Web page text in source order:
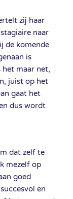
zij haar
naar
de komende
is
het maar net,
juist op het
gaat het
dus wordt
dat zelf te
mezelf op
goed
en